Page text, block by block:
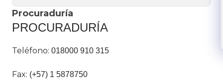
Procuraduría
PROCURADURÍA
Teléfono: 0​18000 910 315
Fax: (+57) 1 5878750